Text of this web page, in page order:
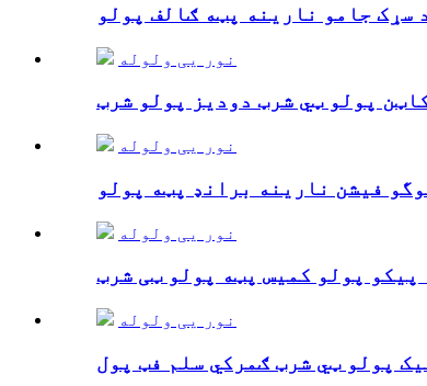
نور یی ولوله
نور یی ولوله
نور یی ولوله
نور یی ولوله